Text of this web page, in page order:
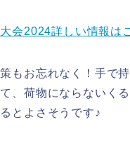
会2024詳しい情報は
もお忘れなく！手で
、荷物にならないく
とよさそうです♪